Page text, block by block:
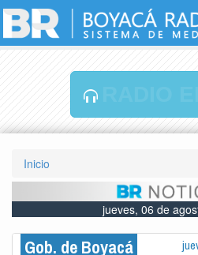
Inicio
jueves, 06 de
Gob. de Boyacá